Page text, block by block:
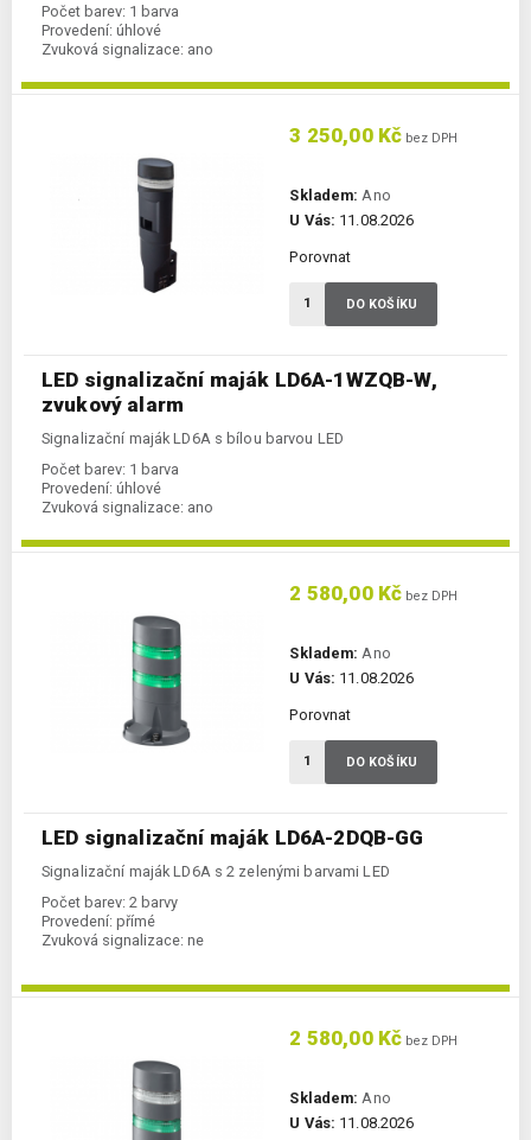
Počet barev: 1 barva
Provedení: úhlové
Zvuková signalizace: ano
LED signalizační maják LD6A-1WZQB-W,
zvukový alarm
Signalizační maják LD6A s bílou barvou LED
Počet barev: 1 barva
Provedení: úhlové
Zvuková signalizace: ano
3 250,00 Kč bez DPH
Skladem: Ano
U Vás: 11.08.2026
Porovnat
DO KOŠÍKU
LED signalizační maják LD6A-2DQB-GG
Signalizační maják LD6A s 2 zelenými barvami LED
Počet barev: 2 barvy
Provedení: přímé
Zvuková signalizace: ne
2 580,00 Kč bez DPH
Skladem: Ano
U Vás: 11.08.2026
Porovnat
DO KOŠÍKU
2 580,00 Kč bez DPH
Skladem: Ano
U Vás: 11.08.2026